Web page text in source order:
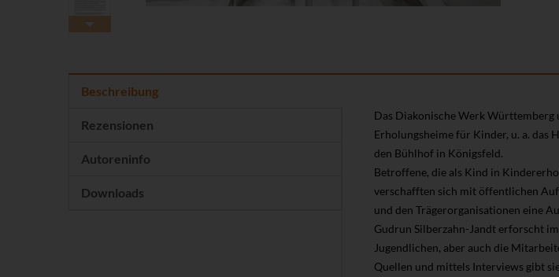
Beschreibung
Rezensionen
Autoreninfo
Downloads
Das Diakonische Werk
Erholungsheime für Kinder, u. a. das
den Bühlhof in Königsfeld.
Betroffene, die als Kind in
verschafften sich mit öffentlichen
und den Trägerorganisationen eine
Gudrun Silberzahn-Jandt erforscht
Jugendlichen, aber auch die
Quellen und mittels Interviews gibt